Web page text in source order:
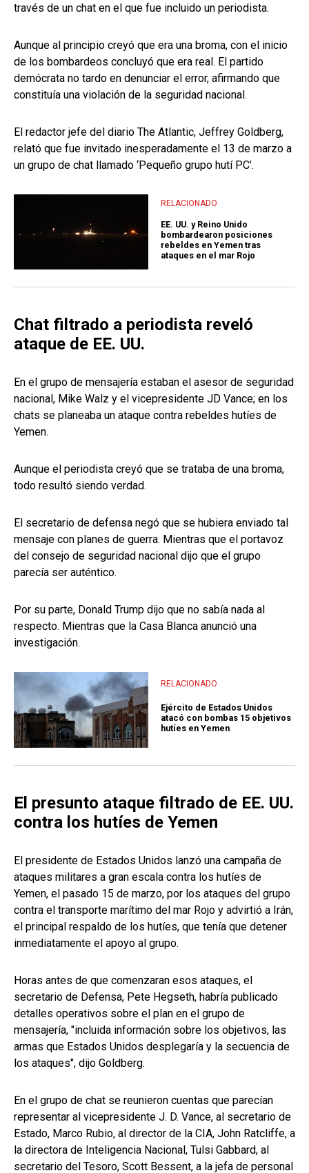
través de un chat en el que fue incluido un periodista.
Aunque al principio creyó que era una broma, con el inicio
de los bombardeos concluyó que era real. El partido
demócrata no tardo en denunciar el error, afirmando que
constituía una violación de la seguridad nacional.
El redactor jefe del diario The Atlantic, Jeffrey Goldberg,
relató que fue invitado inesperadamente el 13 de marzo a
un grupo de chat llamado ‘Pequeño grupo hutí PC’.
RELACIONADO
EE. UU. y Reino Unido
bombardearon posiciones
rebeldes en Yemen tras
ataques en el mar Rojo
Chat filtrado a periodista reveló
ataque de EE. UU.
En el grupo de mensajería estaban el asesor de seguridad
nacional, Mike Walz y el vicepresidente JD Vance; en los
chats se planeaba un ataque contra rebeldes hutíes de
Yemen.
Aunque el periodista creyó que se trataba de una broma,
todo resultó siendo verdad.
El secretario de defensa negó que se hubiera enviado tal
mensaje con planes de guerra. Mientras que el portavoz
del consejo de seguridad nacional dijo que el grupo
parecía ser auténtico.
Por su parte, Donald Trump dijo que no sabía nada al
respecto. Mientras que la Casa Blanca anunció una
investigación.
RELACIONADO
Ejército de Estados Unidos
atacó con bombas 15 objetivos
hutíes en Yemen
El presunto ataque filtrado de EE. UU.
contra los hutíes de Yemen
El presidente de Estados Unidos lanzó una campaña de
ataques militares a gran escala contra los hutíes de
Yemen, el pasado 15 de marzo, por los ataques del grupo
contra el transporte marítimo del mar Rojo y advirtió a Irán,
el principal respaldo de los hutíes, que tenía que detener
inmediatamente el apoyo al grupo.
Horas antes de que comenzaran esos ataques, el
secretario de Defensa, Pete Hegseth, habría publicado
detalles operativos sobre el plan en el grupo de
mensajería, "incluida información sobre los objetivos, las
armas que Estados Unidos desplegaría y la secuencia de
los ataques", dijo Goldberg.
En el grupo de chat se reunieron cuentas que parecían
representar al vicepresidente J. D. Vance, al secretario de
Estado, Marco Rubio, al director de la CIA, John Ratcliffe, a
la directora de Inteligencia Nacional, Tulsi Gabbard, al
secretario del Tesoro, Scott Bessent, a la jefa de personal